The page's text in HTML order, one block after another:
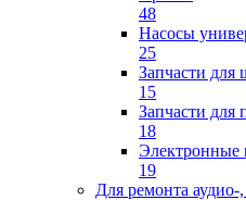
48
Насосы
25
Запчасти
15
Запчасти
18
Электронные
19
Для ремонта аудио-